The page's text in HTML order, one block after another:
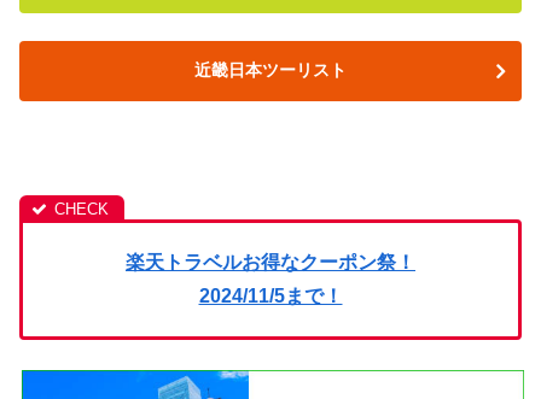
近畿日本ツーリスト
楽天トラベルお得なクーポン祭！
2024/11/5まで！